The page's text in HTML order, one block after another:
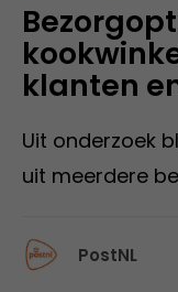
klanten
Uit onderzoek
uit meerdere
PostNL